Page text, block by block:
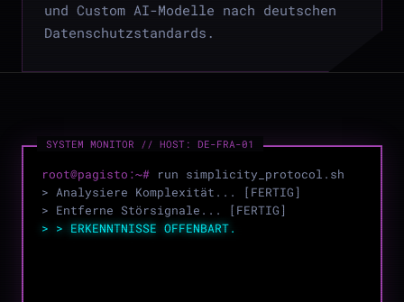
und Custom AI-Modelle nach deutschen
Datenschutzstandards.
root@pagisto:~# run simplicity_protocol.sh
> Analysiere Komplexität... [FERTIG]
> Entferne Störsignale... [FERTIG]
> > ERKENNTNISSE OFFENBART.